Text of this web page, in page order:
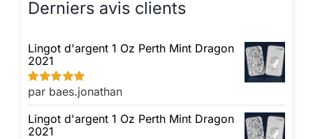
Derniers avis clients
Lingot d'argent 1 Oz Perth Mint Dragon
2021
Note 5sur 5
par baes.jonathan
Lingot d'argent 1 Oz Perth Mint Dragon
2021